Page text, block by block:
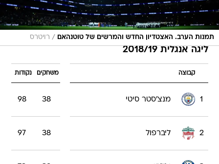
תמנות הערב. האצטדיון החדש והמרשים של טוטנהאם / רויטרס
ליגה אנגלית 2018/19
קבוצה משחקים נקודות
1 מנצ'סטר סיטי 38
98
2 ליברפול 38
97